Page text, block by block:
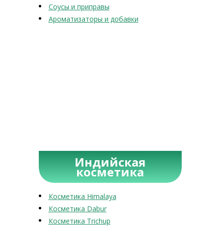
Соусы и приправы
Ароматизаторы и добавки
Индийская
косметика
Косметика Himalaya
Косметика Dabur
Косметика Trichup